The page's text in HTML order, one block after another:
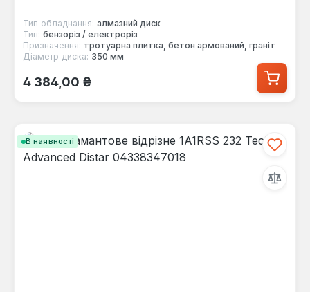
Тип обладнання: алмазний диск
Тип: бензоріз / електроріз
Призначення: тротуарна плитка, бетон армований, граніт
Діаметр диска: 350 мм
Звичайна ціна:
4 384,00 ₴
В наявності